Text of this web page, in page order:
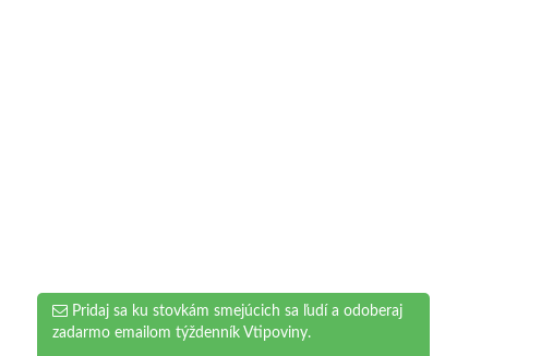
Pridaj sa ku stovkám smejúcich sa ľudí a odoberaj
zadarmo emailom týždenník Vtipoviny.